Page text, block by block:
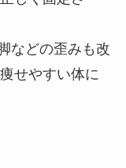
などの歪みも改
せやすい体に